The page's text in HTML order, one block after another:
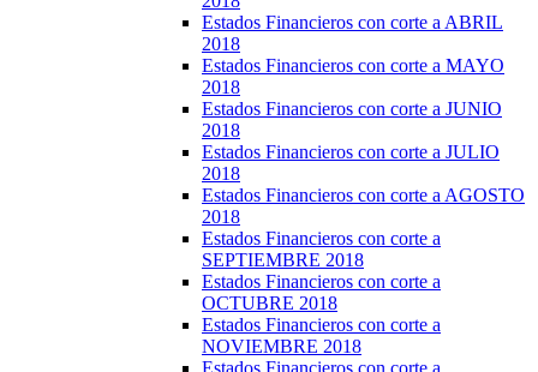
Estados Financieros con corte a ABRIL
2018
Estados Financieros con corte a MAYO
2018
Estados Financieros con corte a JUNIO
2018
Estados Financieros con corte a JULIO
2018
Estados Financieros con corte a AGOSTO
2018
Estados Financieros con corte a
SEPTIEMBRE 2018
Estados Financieros con corte a
OCTUBRE 2018
Estados Financieros con corte a
NOVIEMBRE 2018
Estados Financieros con corte a